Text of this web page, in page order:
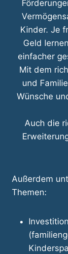
Kinder. Je
Geld
einfacher
Mit dem
und
Wünsche
Auch die
Außerdem
Themen: